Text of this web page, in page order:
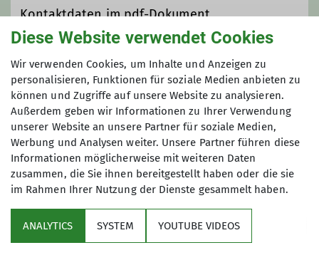
Hochgebirge.
Zu den Kerngebieten gehören
Gletschertouren, alpine Kletterei
sowie Routen im kombinierten
Gelände aus Fels und Eis. Dabei
stellen Gemeinschaftstouren den
Großteil unseres Tourenprogramms
dar. Für diese müssen die
Teilnehmer*innen den Ansprüchen
der Touren gewachsen sein und diese
eigenständig begehen können. Um
beherrschen, wiederholen wir die
Fertigkeiten bei unseren
Kontaktdaten im pdf-Dokument
Anmeldung bis
01.03.2023
Sektion
Diese Website verwendet Cookies
Wir verwenden Cookies, um Inhalte und Anzeigen zu
personalisieren, Funktionen für soziale Medien anbieten zu
können und Zugriffe auf unsere Website zu analysieren.
Außerdem geben wir Informationen zu Ihrer Verwendung
unserer Website an unsere Partner für soziale Medien,
Werbung und Analysen weiter. Unsere Partner führen diese
Informationen möglicherweise mit weiteren Daten
zusammen, die Sie ihnen bereitgestellt haben oder die sie
im Rahmen Ihrer Nutzung der Dienste gesammelt haben.
ANALYTICS SYSTEM YOUTUBE VIDEOS